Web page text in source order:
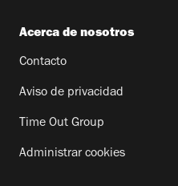
Acerca de nosotros
Contacto
Aviso de privacidad
Time Out Group
Administrar cookies